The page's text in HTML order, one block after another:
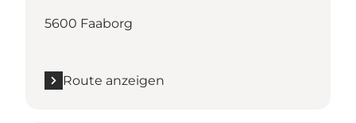
5600 Faaborg
Route anzeigen